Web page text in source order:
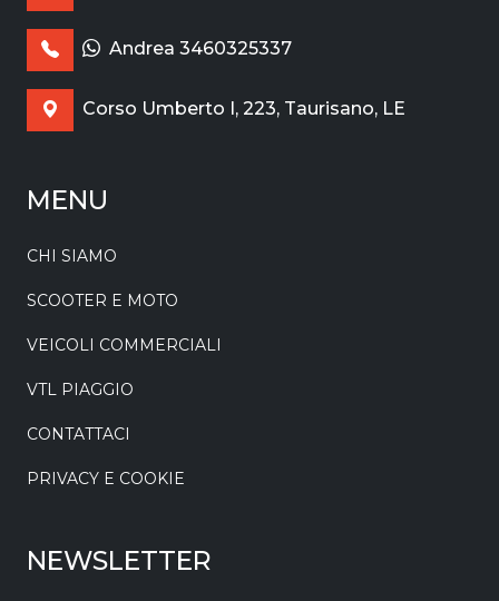
Andrea 3460325337
Corso Umberto I, 223, Taurisano, LE
MENU
CHI SIAMO
SCOOTER E MOTO
VEICOLI COMMERCIALI
VTL PIAGGIO
CONTATTACI
PRIVACY E COOKIE
NEWSLETTER